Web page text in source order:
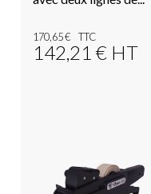
170,65€
142,21€ HT